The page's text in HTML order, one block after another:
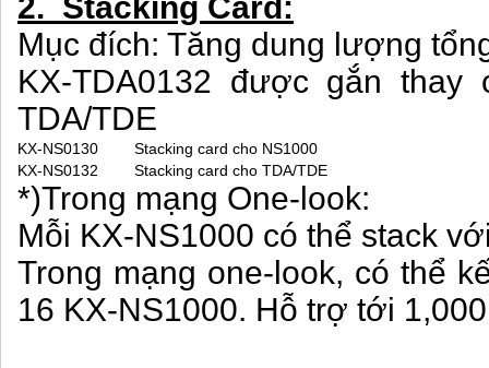
Mục đích: Tăng dung lượng
KX-TDA0132 được gắn
TDA/TDE
KX-NS0130
Stacking card cho NS1000
KX-NS0132
Stacking card cho TDA/TDE
*)Trong mạng One-look:
Mỗi KX-NS1000 có thể stack
Trong mạng one-look, có thể
16 KX-NS1000. Hỗ trợ tới